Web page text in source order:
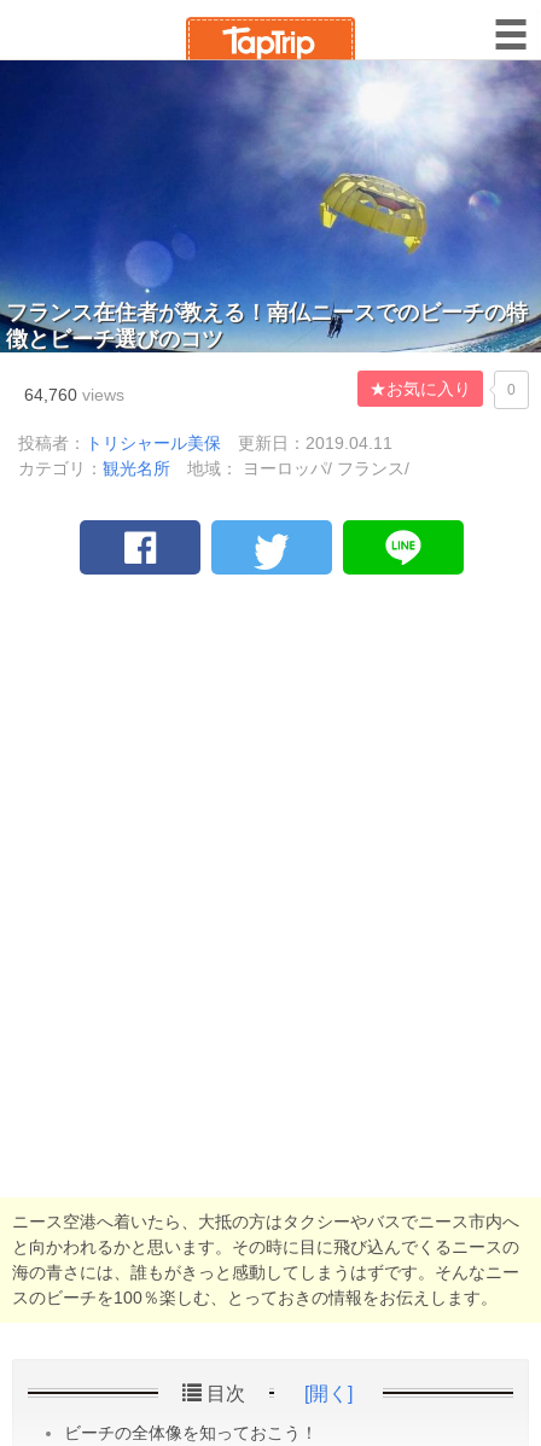
フランス在住者が教える！南仏ニースでのビーチの特
徴とビーチ選びのコツ
64,760 views ★お気に入り 0
投稿者： トリシャール美保
更新日：2019.04.11
カテゴリ： 観光名所 地域： ヨーロッパ/ フランス/
ニース空港へ着いたら、大抵の方はタクシーやバスでニース市内へ
と向かわれるかと思います。その時に目に飛び込んでくるニースの
海の青さには、誰もがきっと感動してしまうはずです。そんなニー
スのビーチを100％楽しむ、とっておきの情報をお伝えします。
目次 [開く]
ビーチの全体像を知っておこう！